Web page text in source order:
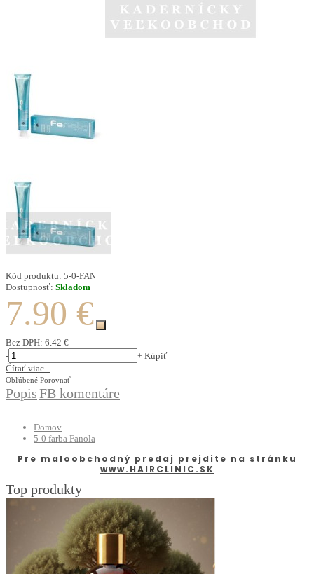
Kód produktu: 5-0-FAN
Dostupnosť: Skladom
7.90 €
Bez DPH: 6.42 €
-
+ Kúpiť
Čítať viac...
Obľúbené Porovnať
PopisFB komentáre
Domov
5-0 farba Fanola
Pre maloobchodný predaj prejdite na stránku
www.HAIRCLINIC.SK
Top produkty